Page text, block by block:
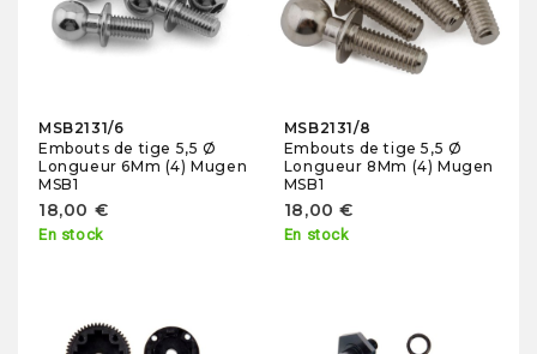
MSB2131/6
Embouts de tige 5,5 Ø
Longueur 6Mm (4) Mugen
MSB1
18,00 €
En stock
MSB2131/8
Embouts de tige 5,5 Ø
Longueur 8Mm (4) Mugen
MSB1
18,00 €
En stock